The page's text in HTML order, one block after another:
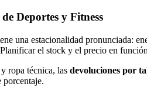
Deportes y Fitness
una estacionalidad pronunciada:
el stock y el precio en
ropa técnica, las devoluciones por
porcentaje.